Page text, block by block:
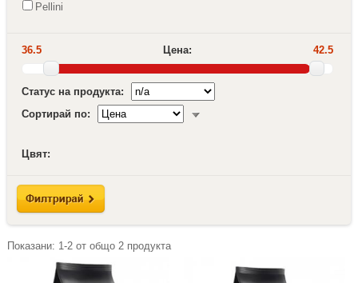
Pellini
36.5 Цена: 42.5
Статус на продукта:
Сортирай по:
Цвят:
Показани: 1-2от общо 2продукта